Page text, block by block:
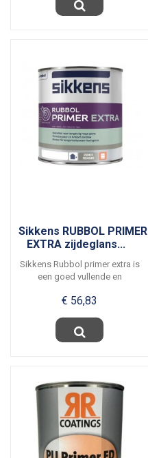
Sikkens RUBBOL PRIMER
EXTRA zijdeglans...
Sikkens Rubbol primer extra is
een goed vullende en
€ 56,83